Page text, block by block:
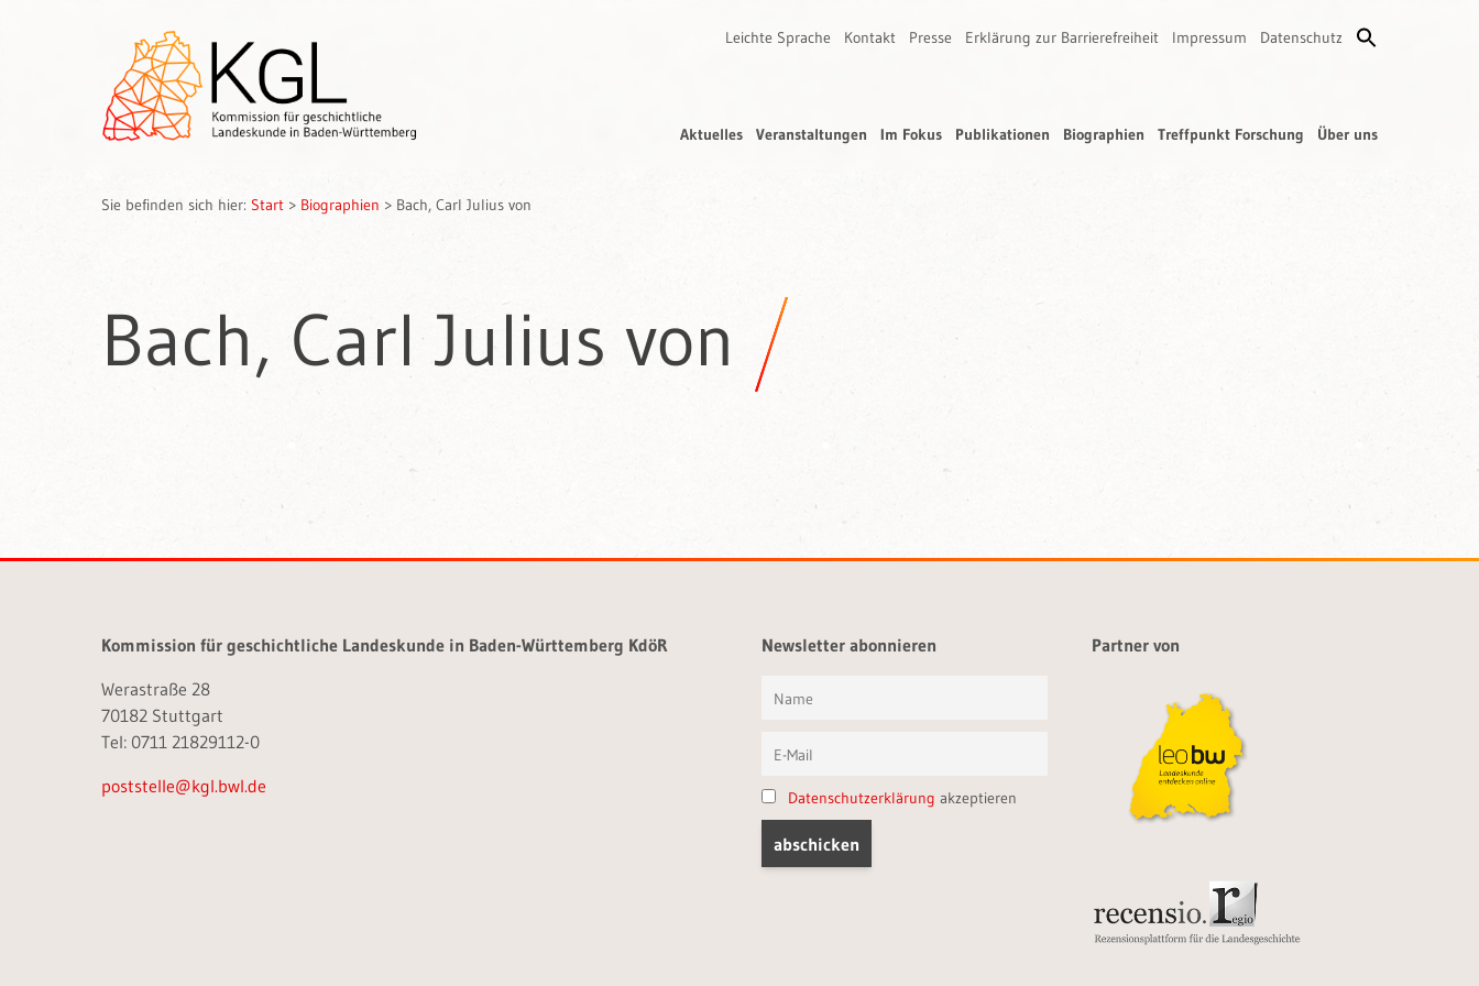
Leichte Sprache Kontakt Presse Erklärung zur Barrierefreiheit Impressum Datenschutz
Aktuelles Veranstaltungen Im Fokus Publikationen Biographien Treffpunkt Forschung Über uns
Sie befinden sich hier: Start > Biographien > Bach, Carl Julius von
Bach, Carl Julius von
Kommission für geschichtliche Landeskunde in Baden-Württemberg KdöR
Werastraße 28
70182 Stuttgart
Tel: 0711 21829112-0
poststelle@kgl.bwl.de
Newsletter abonnieren
Datenschutzerklärung akzeptieren
Partner von